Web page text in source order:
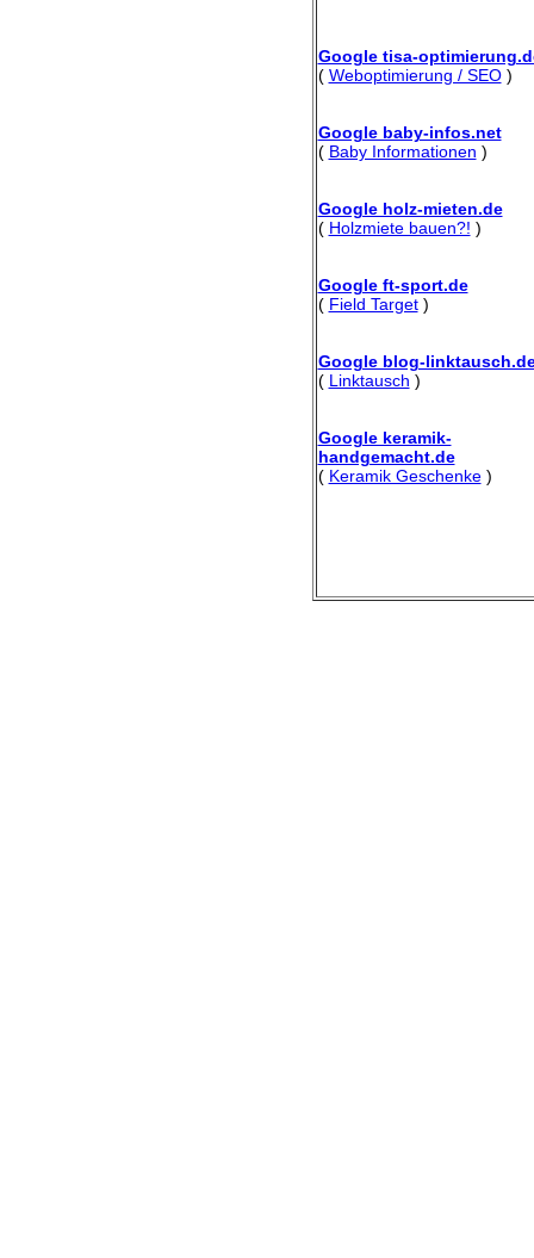
Google tisa-
( Weboptimierung / SEO)
Google baby-infos.net
( Baby Informationen )
Google holz-mieten.de
( Holzmiete bauen?! )
Google ft-sport.de
( Field Target)
Google blog-
( Linktausch )
Google keramik-
handgemacht.de
( Keramik Geschenke)